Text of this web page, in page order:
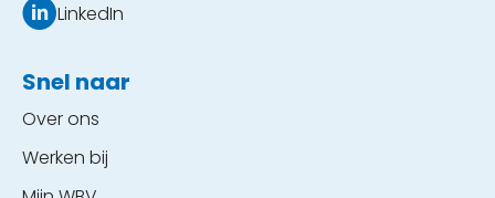
LinkedIn
Snel naar
Over ons
Werken bij